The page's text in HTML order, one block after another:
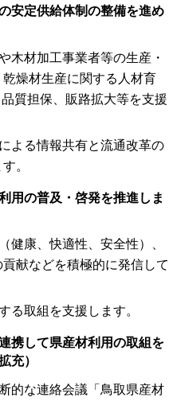
安定供給体制の整備を進め
木材加工事業者等の生産・
燥材生産に関する人材育
質担保、販路拡大等を支援
よる情報共有と流通改革の
。
用の普及・啓発を推進しま
健康、快適性、安全性）、
献などを積極的に発信して
る取組を支援します。
携して県産材利用の取組を
充）
的な連絡会議「鳥取県産材